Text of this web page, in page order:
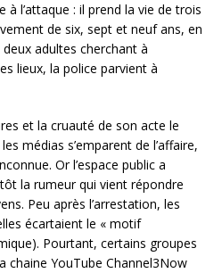
à l’attaque : il prend la vie de trois
de six, sept et neuf ans, en
adultes cherchant à
lieux, la police parvient à
et la cruauté de son acte le
médias s’emparent de l’affaire,
Or l’espace public a
la rumeur qui vient répondre
Peu après l’arrestation, les
écartaient le « motif
Pourtant, certains groupes
chaine YouTube Channel3Now